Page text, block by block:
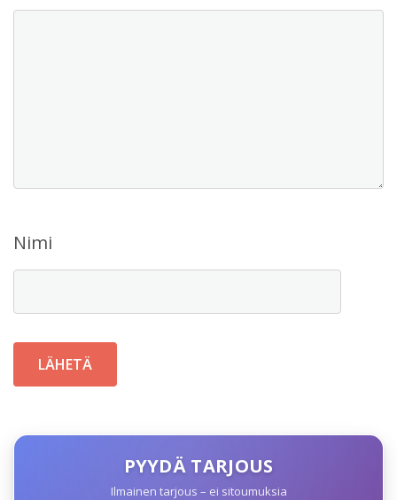
Nimi
PYYDÄ TARJOUS
Ilmainen tarjous – ei sitoumuksia